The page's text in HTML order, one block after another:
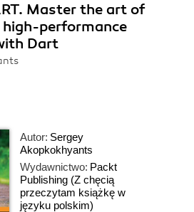
Master the art of
performance
Dart
Autor: Sergey
Akopkokhyants
Wydawnictwo: Packt
Publishing (Z chęcią
przeczytam książkę w
języku polskim)